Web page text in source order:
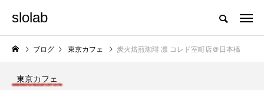
slolab
ブログ 東京カフェ 炭火焙煎珈琲 凛 コレド室町店＠日本橋
東京カフェ